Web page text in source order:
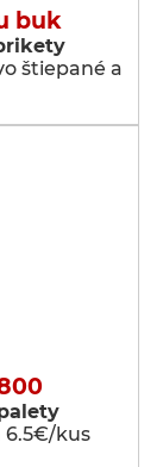
buk
štiepané a
6.5€/kus